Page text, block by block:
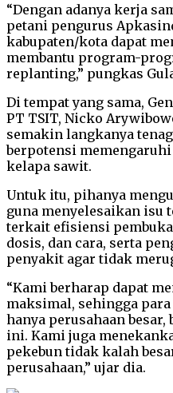
“Dengan adanya kerja
petani pengurus
kabupaten/kota dapat
membantu program-
replanting,” pungkas
Di tempat yang sama,
PT TSIT, Nicko
semakin langkanya
berpotensi
kelapa sawit.
Untuk itu, pihanya
guna menyelesaikan isu
terkait efisiensi
dosis, dan cara, serta
penyakit agar tidak
“Kami berharap dapat
maksimal, sehingga
hanya perusahaan
ini. Kami juga
pekebun tidak kalah
perusahaan,” ujar dia.